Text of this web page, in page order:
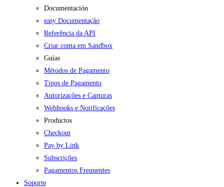
Documentación
easy Documentação
Referência da API
Criar conta em Sandbox
Guías
Métodos de Pagamento
Tipos de Pagamento
Autorizações e Capturas
Webhooks e Notificações
Productos
Checkout
Pay by Link
Subscrições
Pagamentos Frequentes
Soporte